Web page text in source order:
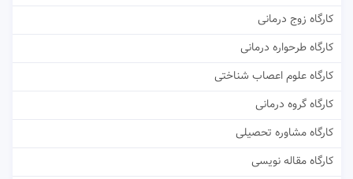
کارگاه زوج درمانی
کارگاه طرحواره درمانی
کارگاه علوم اعصاب شناختی
کارگاه گروه درمانی
کارگاه مشاوره تحصیلی
کارگاه مقاله نویسی